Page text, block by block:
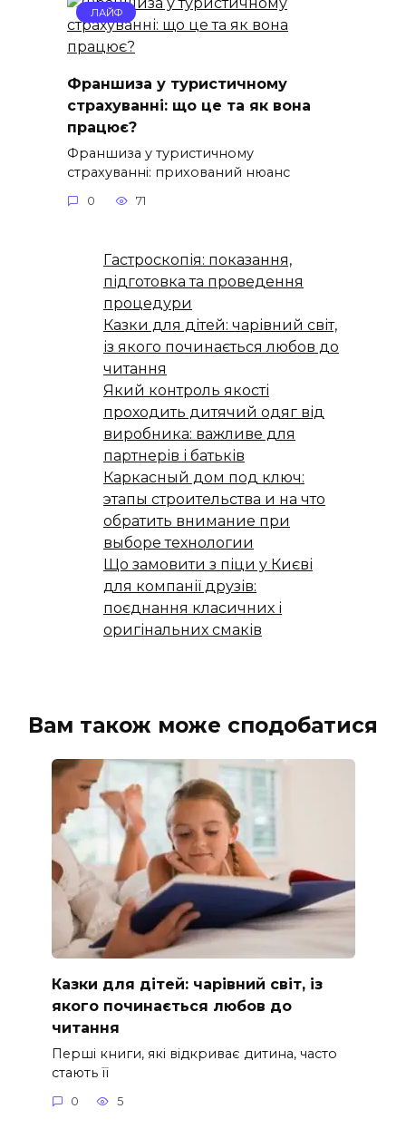
ЛАЙФ
Франшиза у туристичному
страхуванні: що це та як вона
працює?
Франшиза у туристичному
страхуванні: прихований нюанс
0 71
Гастроскопія: показання,
підготовка та проведення
процедури
Казки для дітей: чарівний світ,
із якого починається любов до
читання
Який контроль якості
проходить дитячий одяг від
виробника: важливе для
партнерів і батьків
Каркасный дом под ключ:
этапы строительства и на что
обратить внимание при
выборе технологии
Що замовити з піци у Києві
для компанії друзів:
поєднання класичних і
оригінальних смаків
Вам також може сподобатися
Казки для дітей: чарівний світ, із
якого починається любов до
читання
Перші книги, які відкриває дитина, часто
стають її
0 5